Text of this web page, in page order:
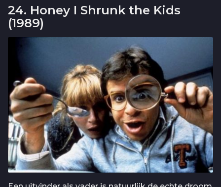
24. Honey I Shrunk the Kids
(1989)